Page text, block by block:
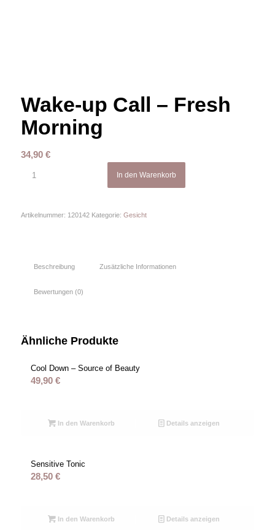
Wake-up Call – Fresh
Morning
34,90 €
In den Warenkorb
Artikelnummer: 120142 Kategorie: Gesicht
Beschreibung Zusätzliche Informationen
Bewertungen (0)
Ähnliche Produkte
Cool Down – Source of Beauty
49,90 €
In den Warenkorb Details anzeigen
Sensitive Tonic
28,50 €
In den Warenkorb Details anzeigen